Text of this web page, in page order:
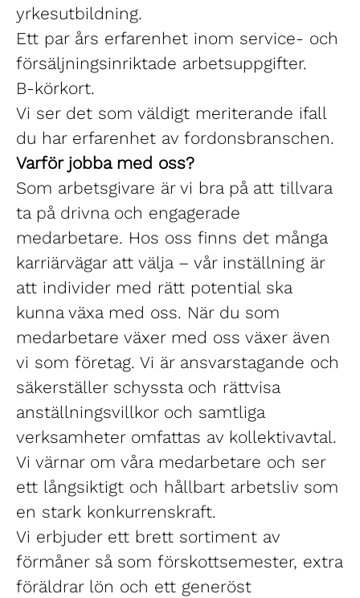
yrkesutbildning.
Ett par års erfarenhet inom service- och
försäljningsinriktade arbetsuppgifter.
B-körkort.
Vi ser det som väldigt meriterande ifall
du har erfarenhet av fordonsbranschen.
Varför jobba med oss?
Som arbetsgivare är vi bra på att tillvara
ta på drivna och engagerade
medarbetare. Hos oss finns det många
karriärvägar att välja – vår inställning är
att individer med rätt potential ska
kunna växa med oss. När du som
medarbetare växer med oss växer även
vi som företag. Vi är ansvarstagande och
säkerställer schyssta och rättvisa
anställningsvillkor och samtliga
verksamheter omfattas av kollektivavtal.
Vi värnar om våra medarbetare och ser
ett långsiktigt och hållbart arbetsliv som
en stark konkurrenskraft.
Vi erbjuder ett brett sortiment av
förmåner så som förskottsemester, extra
föräldrar lön och ett generöst